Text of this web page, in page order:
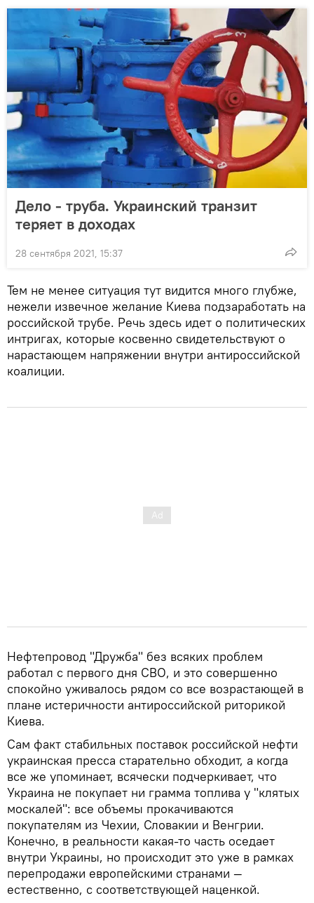
Дело - труба. Украинский транзит
теряет в доходах
28 сентября 2021, 15:37
Тем не менее ситуация тут видится много глубже,
нежели извечное желание Киева подзаработать на
российской трубе. Речь здесь идет о политических
интригах, которые косвенно свидетельствуют о
нарастающем напряжении внутри антироссийской
коалиции.
Нефтепровод "Дружба" без всяких проблем
работал с первого дня СВО, и это совершенно
спокойно уживалось рядом со все возрастающей в
плане истеричности антироссийской риторикой
Киева.
Сам факт стабильных поставок российской нефти
украинская пресса старательно обходит, а когда
все же упоминает, всячески подчеркивает, что
Украина не покупает ни грамма топлива у "клятых
москалей": все объемы прокачиваются
покупателям из Чехии, Словакии и Венгрии.
Конечно, в реальности какая-то часть оседает
внутри Украины, но происходит это уже в рамках
перепродажи европейскими странами —
естественно, с соответствующей наценкой.